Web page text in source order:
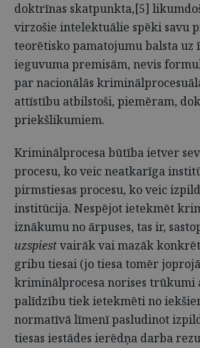
doktrīnas skatpunkta,[5]
virzošie intelektuālie spēki savu
teorētisko pamatojumu balsta
ieguvuma premisām, nevis
par nacionālās
attīstību atbilstoši, piemēram,
priekšlikumiem.
Kriminālprocesa būtība ietver
procesu, ko veic neatkarīga
pirmstiesas procesu, ko veic
institūcija. Nespējot ietekmēt
iznākumu no ārpuses, tas ir,
uzspiestvairāk vai mazāk
gribu tiesai (jo tiesa tomēr
kriminālprocesa norises trūkumi
palīdzību tiek ietekmēti no
normatīvā līmenī pasludinot
tiesas iestādes ierēdņa darba